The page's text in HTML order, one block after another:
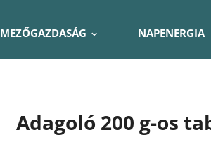
MEZŐGAZDASÁG NAPENERGIA
Adagoló 200 g-os